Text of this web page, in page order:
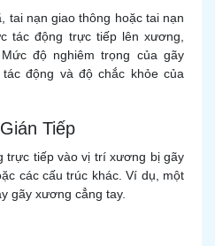
tai nạn giao thông hoặc tai nạn
tác động trực tiếp lên xương,
độ nghiêm trọng của gãy
động và độ chắc khỏe của
Tiếp
trực tiếp vào vị trí xương bị gãy
các cấu trúc khác. Ví dụ, một
gãy xương cẳng tay.